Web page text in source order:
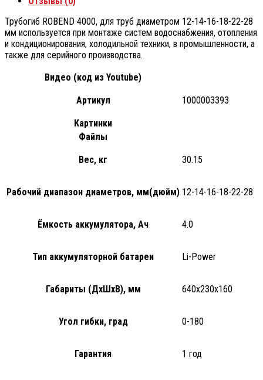
Трубогиб ROBEND 4000, для труб диаметром 12-14-16-18-22-28
мм используется при монтаже систем водоснабжения, отопления
и кондиционирования, холодильной техники, в промышленности, а
также для серийного производства.
Видео (код из Youtube)
Артикул 1000003393
Картинки
Файлы
Вес, кг 30.15
Рабочий диапазон диаметров, мм(дюйм) 12-14-16-18-22-28
Ёмкость аккумулятора, Ач 4.0
Тип аккумуляторной батареи Li-Power
Габариты (ДхШхВ), мм 640x230x160
Угол гибки, град 0-180
Гарантия 1 год